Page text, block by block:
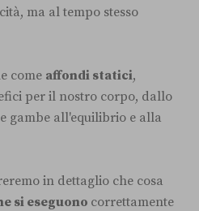
ma al tempo stesso
come affondi statici,
per il nostro corpo, dallo
gambe all'equilibrio e alla
in dettaglio che cosa
si eseguono correttamente